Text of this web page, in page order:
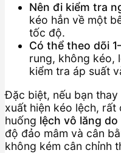
Nên đi kiểm tra
kéo hẳn về một
tốc độ.
Có thể theo dõi
rung, không kéo,
kiểm tra áp suất
Đặc biệt, nếu bạn
xuất hiện kéo lệch,
huống lệch vô lăng do
độ đảo mâm và cân
không kém cân chỉnh